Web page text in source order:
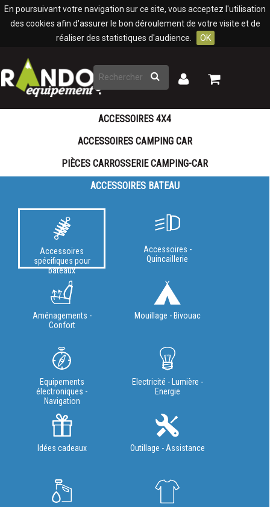
En poursuivant votre navigation sur ce site, vous acceptez l'utilisation
des cookies afin d'assurer le bon déroulement de votre visite et de
réaliser des statistiques d'audience.
OK
Rechercher
Mon
Mon
ACCESSOIRES 4X4
ACCESSOIRES CAMPING CAR
PIÈCES CARROSSERIE CAMPING-CAR
ACCESSOIRES BATEAU
Accessoires
spécifiques pour
bateaux
Accessoires -
Quincaillerie
Aménagements -
Confort
Mouillage - Bivouac
Equipements
électroniques -
Navigation
Electricité - Lumière -
Energie
Idées cadeaux Outillage - Assistance
Panneau de gestion des cookies